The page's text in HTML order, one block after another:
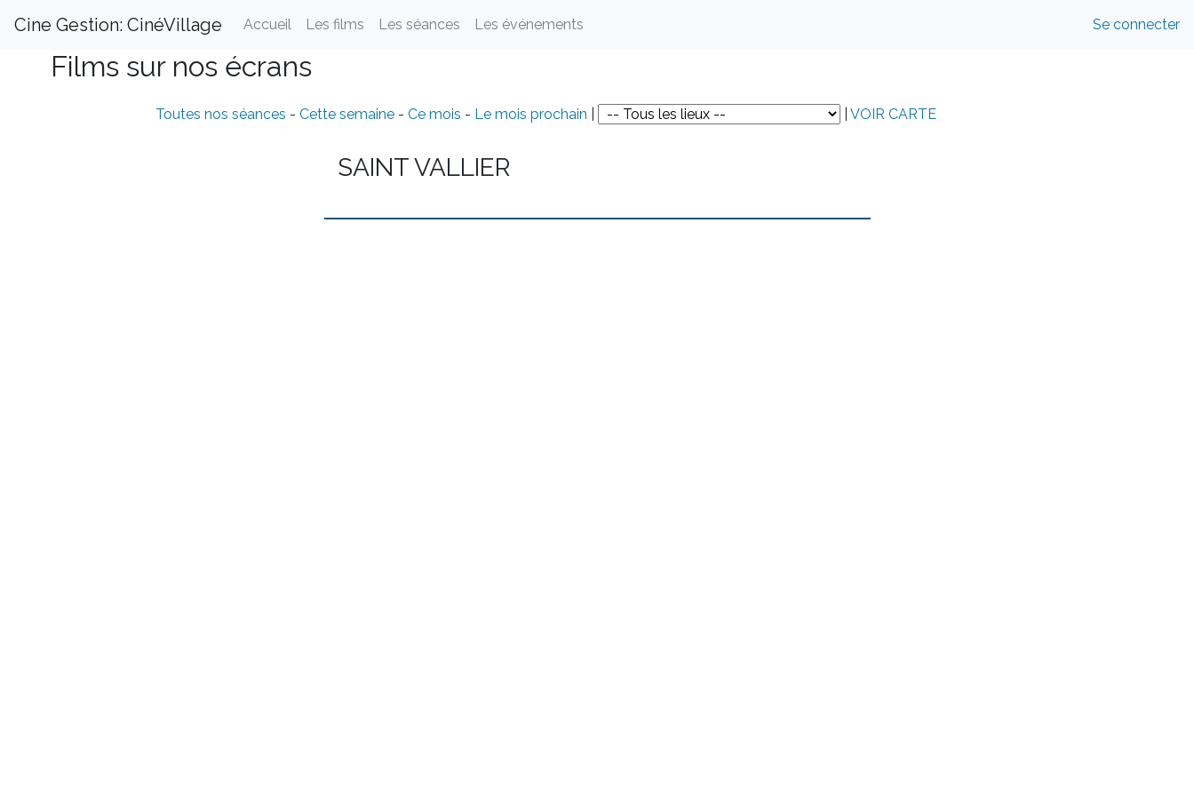
Cine Gestion: CinéVillage Accueil Les films Les séances Les événements Se connecter
Films sur nos écrans
Toutes nos séances - Cette semaine- Ce mois - Le mois prochain VOIR CARTE
SAINT VALLIER